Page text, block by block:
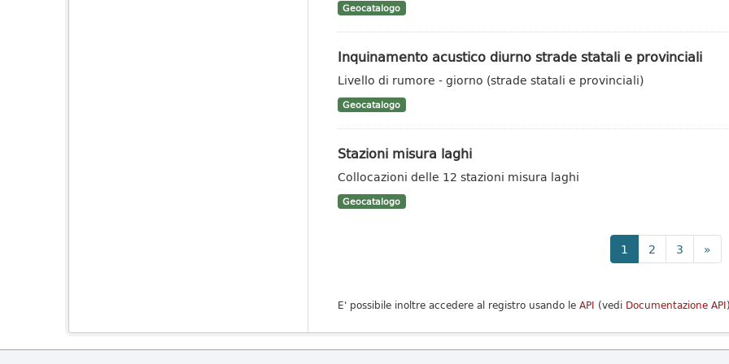
Geocatalogo
Inquinamento acustico diurno strade statali e provinciali
Livello di rumore - giorno (strade statali e provinciali)
Geocatalogo
Stazioni misura laghi
Collocazioni delle 12 stazioni misura laghi
Geocatalogo
1 2 3 »
E' possibile inoltre accedere al registro usando le API (vedi Documentazione API